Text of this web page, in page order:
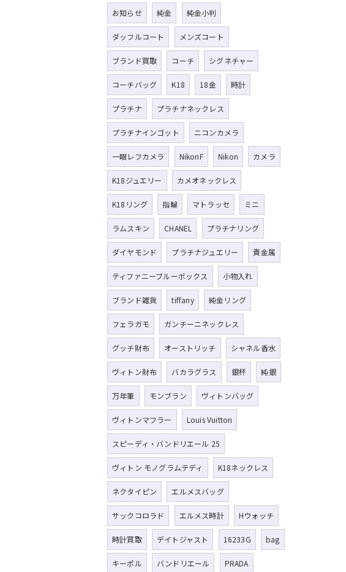
お知らせ 純金 純金小判
ダッフルコート メンズコート
ブランド買取 コーチ シグネチャー
コーチバッグ K18 18金 時計
プラチナ プラチナネックレス
プラチナインゴット ニコンカメラ
一眼レフカメラ NikonF Nikon カメラ
K18ジュエリー カメオネックレス
K18リング 指輪 マトラッセ ミニ
ラムスキン CHANEL プラチナリング
ダイヤモンド プラチナジュエリー 貴金属
ティファニーブルーボックス 小物入れ
ブランド雑貨 tiffany 純金リング
フェラガモ ガンチーニネックレス
グッチ財布 オーストリッチ シャネル香水
ヴィトン財布 バカラグラス 銀杯 純銀
万年筆 モンブラン ヴィトンバッグ
ヴィトンマフラー Louis Vuitton
スピーディ・バンドリエール 25
ヴィトン モノグラムテディ K18ネックレス
ネクタイピン エルメスバッグ
サックコロラド エルメス時計 Hウォッチ
時計買取 デイトジャスト 16233G bag
キーポル バンドリエール PRADA